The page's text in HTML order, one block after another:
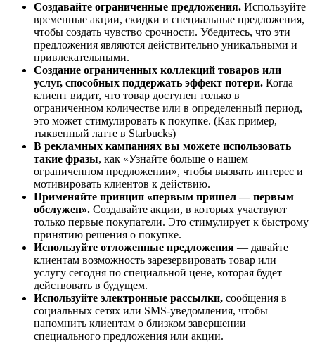
Создавайте ограниченные предложения. Используйте
временные акции, скидки и специальные предложения,
чтобы создать чувство срочности. Убедитесь, что эти
предложения являются действительно уникальными и
привлекательными.
Создание ограниченных коллекций товаров или
услуг, способных поддержать эффект потери. Когда
клиент видит, что товар доступен только в
ограниченном количестве или в определенный период,
это может стимулировать к покупке. (Как пример,
тыквенный латте в Starbucks)
В рекламных кампаниях вы можете использовать
такие фразы, как «Узнайте больше о нашем
ограниченном предложении», чтобы вызвать интерес и
мотивировать клиентов к действию.
Применяйте принцип «первым пришел — первым
обслужен». Создавайте акции, в которых участвуют
только первые покупатели. Это стимулирует к быстрому
принятию решения о покупке.
Используйте отложенные предложения — давайте
клиентам возможность зарезервировать товар или
услугу сегодня по специальной цене, которая будет
действовать в будущем.
Используйте электронные рассылки, сообщения в
социальных сетях или SMS-уведомления, чтобы
напомнить клиентам о близком завершении
специального предложения или акции.